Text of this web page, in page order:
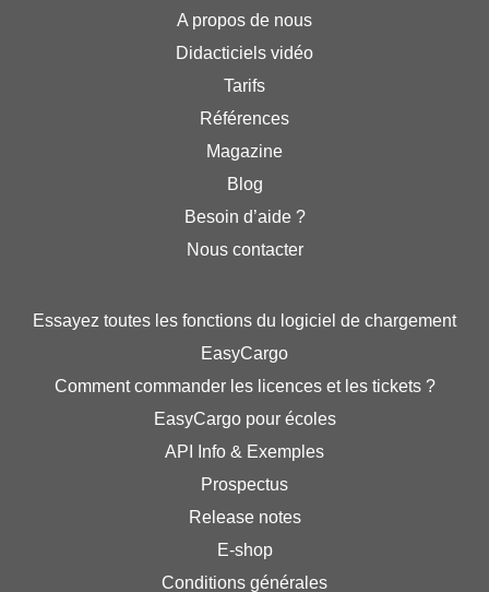
A propos de nous
Didacticiels vidéo
Tarifs
Références
Magazine
Blog
Besoin d’aide ?
Nous contacter
Essayez toutes les fonctions du logiciel de chargement
EasyCargo
Comment commander les licences et les tickets ?
EasyCargo pour écoles
API Info & Exemples
Prospectus
Release notes
E-shop
Conditions générales